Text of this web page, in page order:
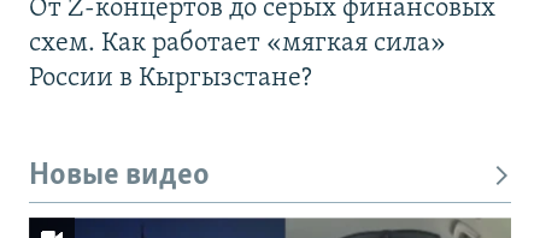
От Z-концертов до серых финансовых
схем. Как работает «мягкая сила»
России в Кыргызстане?
Новые видео